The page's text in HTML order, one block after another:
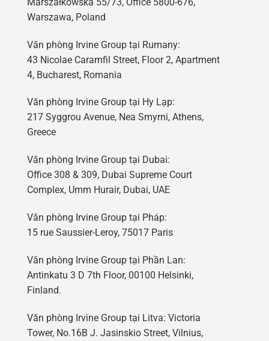
Warszawa, Poland
Văn phòng Irvine Group tại Rumany:
43 Nicolae Caramfil Street, Floor 2, Apartment
4, Bucharest, Romania
Văn phòng Irvine Group tại Hy Lạp:
217 Syggrou Avenue, Nea Smyrni, Athens,
Greece
Văn phòng Irvine Group tại Dubai:
Office 308 & 309, Dubai Supreme Court
Complex, Umm Hurair, Dubai, UAE
Văn phòng Irvine Group tại Pháp:
15 rue Saussier-Leroy, 75017 Paris
Văn phòng Irvine Group tại Phần Lan:
Antinkatu 3 D 7th Floor, 00100 Helsinki,
Finland.
Văn phòng Irvine Group tại Litva: Victoria
Tower, No.16B J. Jasinskio Street, Vilnius,